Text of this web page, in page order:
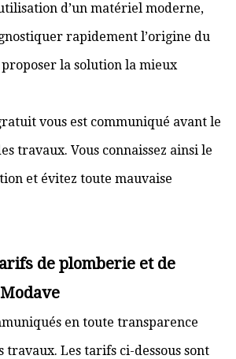
d’un matériel moderne,
rapidement l’origine du
la solution la mieux
vous est communiqué avant le
travaux. Vous connaissez ainsi le
et évitez toute mauvaise
de plomberie et de
en toute transparence
travaux. Les tarifs ci-dessous sont